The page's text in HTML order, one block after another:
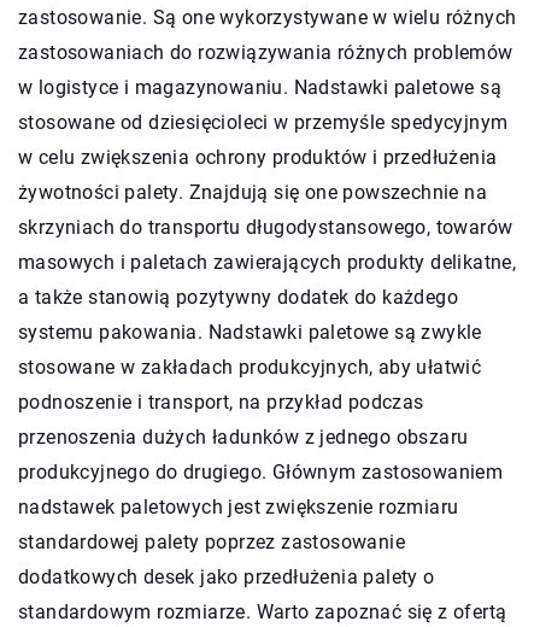
zastosowanie. Są one wykorzystywane w wielu różnych
zastosowaniach do rozwiązywania różnych problemów
w logistyce i magazynowaniu. Nadstawki paletowe są
stosowane od dziesięcioleci w przemyśle spedycyjnym
w celu zwiększenia ochrony produktów i przedłużenia
żywotności palety. Znajdują się one powszechnie na
skrzyniach do transportu długodystansowego, towarów
masowych i paletach zawierających produkty delikatne,
a także stanowią pozytywny dodatek do każdego
systemu pakowania. Nadstawki paletowe są zwykle
stosowane w zakładach produkcyjnych, aby ułatwić
podnoszenie i transport, na przykład podczas
przenoszenia dużych ładunków z jednego obszaru
produkcyjnego do drugiego. Głównym zastosowaniem
nadstawek paletowych jest zwiększenie rozmiaru
standardowej palety poprzez zastosowanie
dodatkowych desek jako przedłużenia palety o
standardowym rozmiarze. Warto zapoznać się z ofertą